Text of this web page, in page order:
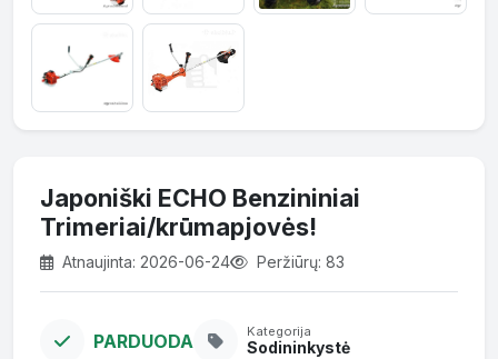
Japoniški ECHO Benzininiai
Trimeriai/krūmapjovės!
Atnaujinta: 2026-06-24 Peržiūrų: 83
PARDUODA Kategorija
Sodininkystė